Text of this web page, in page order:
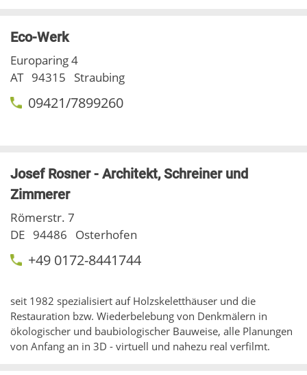
Eco-Werk
Europaring 4
AT 94315 Straubing
09421/7899260
Josef Rosner - Architekt, Schreiner und
Zimmerer
Römerstr. 7
DE 94486 Osterhofen
+49 0172-8441744
seit 1982 spezialisiert auf Holzskeletthäuser und die
Restauration bzw. Wiederbelebung von Denkmälern in
ökologischer und baubiologischer Bauweise, alle Planungen
von Anfang an in 3D - virtuell und nahezu real verfilmt.